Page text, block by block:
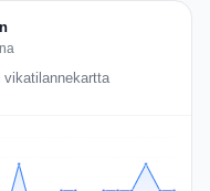
vikatilannekartta